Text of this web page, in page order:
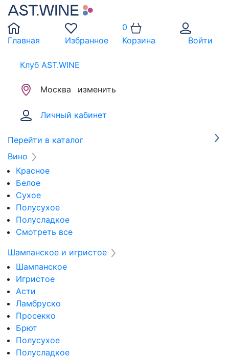
Главная Избранное
0
Корзина
Войти
Клуб AST.WINE
Москва изменить
Личный кабинет
Перейти в каталог
Вино
Красное
Белое
Сухое
Полусухое
Полусладкое
Смотреть все
Шампанское и игристое
Шампанское
Игристое
Асти
Ламбруско
Просекко
Брют
Полусухое
Полусладкое